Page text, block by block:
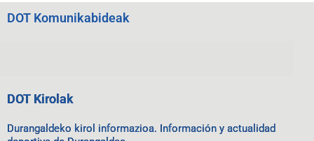
DOT Komunikabideak
DOT Kirolak
Durangaldeko kirol informazioa. Información y actualidad